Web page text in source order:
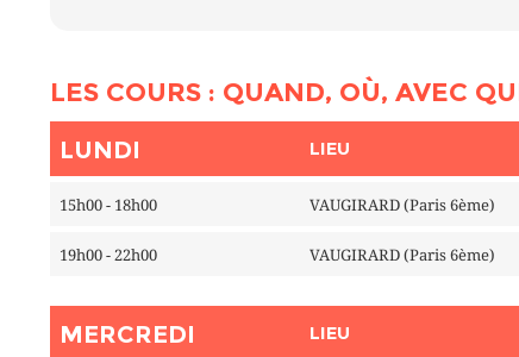
LES COURS : QUAND, OÙ, AVEC
LUNDI LIEU
15h00 - 18h00 VAUGIRARD (Paris 6ème)
19h00 - 22h00 VAUGIRARD (Paris 6ème)
MERCREDI LIEU